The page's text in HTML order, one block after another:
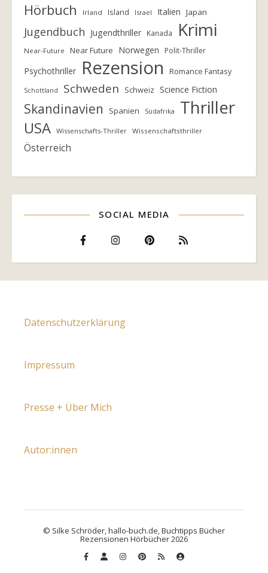
Hörbuch Irland Island Israel Italien Japan
Jugendbuch Jugendthriller Kanada Krimi
Near-Future Near Future Norwegen Polit-Thriller
Psychothriller Rezension Romance Fantasy
Schottland Schweden Schweiz Science Fiction
Skandinavien Spanien Südafrika Thriller
USA Wissenschafts-Thriller Wissenschaftsthriller
Österreich
SOCIAL MEDIA
Datenschutzerklärung
Impressum
Presse + Über Mich
Autor:innen
© Silke Schröder, hallo-buch.de, Buchtipps Bücher
Rezensionen Hörbücher 2026